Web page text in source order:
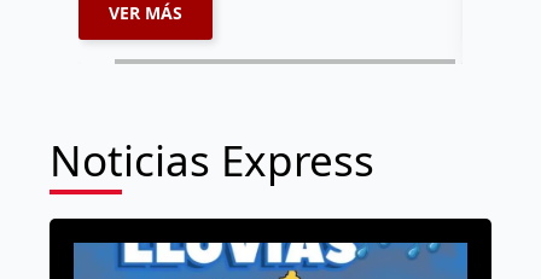
VER MÁS
Noticias Express